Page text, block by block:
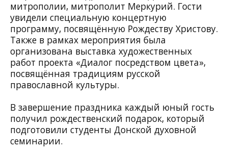
митрополии, митрополит Меркурий. Гости
увидели специальную концертную
программу, посвящённую Рождеству Христову.
Также в рамках мероприятия была
организована выставка художественных
работ проекта «Диалог посредством цвета»,
посвящённая традициям русской
православной культуры.
В завершение праздника каждый юный гость
получил рождественский подарок, который
подготовили студенты Донской духовной
семинарии.